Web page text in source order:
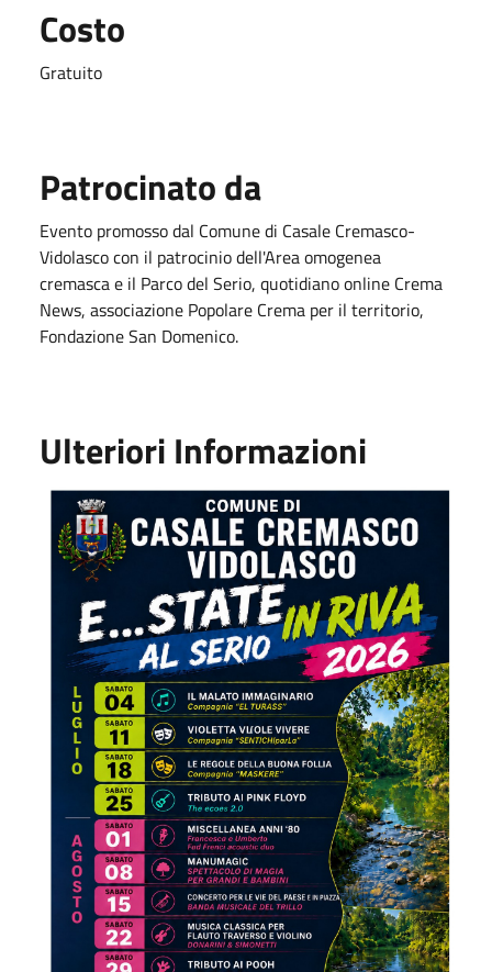
Costo
Gratuito
Patrocinato da
Evento promosso dal Comune di Casale Cremasco-
Vidolasco con il patrocinio dell'Area omogenea
cremasca e il Parco del Serio, quotidiano online Crema
News, associazione Popolare Crema per il territorio,
Fondazione San Domenico.
Ulteriori Informazioni